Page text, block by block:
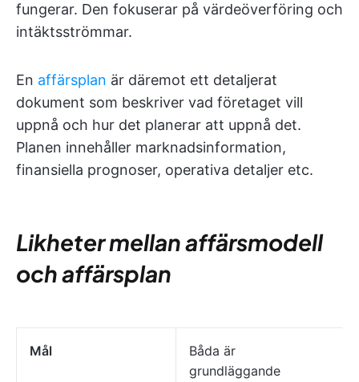
fungerar. Den fokuserar på värdeöverföring och
intäktsströmmar.
En affärsplan är däremot ett detaljerat
dokument som beskriver vad företaget vill
uppnå och hur det planerar att uppnå det.
Planen innehåller marknadsinformation,
finansiella prognoser, operativa detaljer etc.
Likheter mellan affärsmodell
och affärsplan
Mål
Båda är
grundläggande